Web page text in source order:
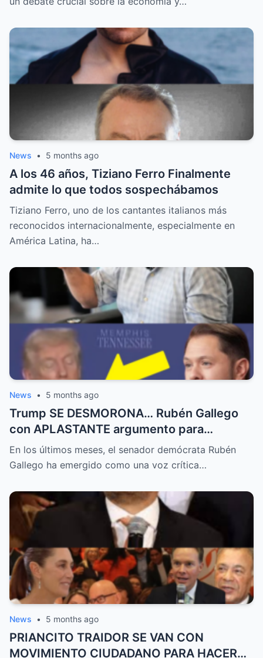
News • 5 months ago
A los 46 años, Tiziano Ferro Finalmente
admite lo que todos sospechábamos
Tiziano Ferro, uno de los cantantes italianos más
reconocidos internacionalmente, especialmente en
América Latina, ha…
News • 5 months ago
Trump SE DESMORONA… Rubén Gallego
con APLASTANTE argumento para
republicanos
En los últimos meses, el senador demócrata Rubén
Gallego ha emergido como una voz crítica…
News • 5 months ago
PRIANCITO TRAIDOR SE VAN CON
MOVIMIENTO CIUDADANO PARA HACER